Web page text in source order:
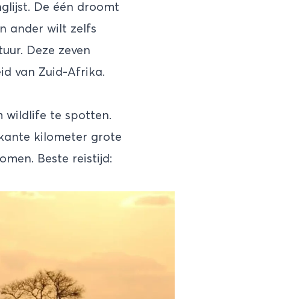
De één droomt
ander wilt zelfs
Deze zeven
van Zuid-Afrika.
wildlife te spotten.
kilometer grote
Beste reistijd: